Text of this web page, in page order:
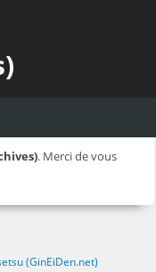
. Merci de vous
(GinEiDen.net)